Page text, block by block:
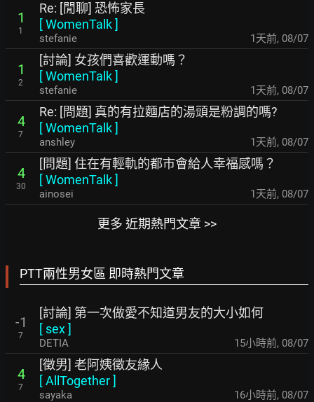
1
1
Re: [閒聊] 恐怖家長
[WomenTalk]
stefanie 1天前, 08/07
1
2
[討論] 女孩們喜歡運動嗎？
[WomenTalk]
stefanie 1天前, 08/07
4
7
Re: [問題] 真的有拉麵店的湯頭是粉調的嗎?
[WomenTalk]
anshley 1天前, 08/07
4
30
[問題] 住在有輕軌的都市會給人幸福感嗎？
[WomenTalk]
ainosei 1天前, 08/07
更多 近期熱門文章 >>
PTT兩性男女區 即時熱門文章
-1
7
[討論] 第一次做愛不知道男友的大小如何
[ sex]
DETIA 15小時前, 08/07
4
7
[徵男] 老阿姨徵友緣人
[AllTogether]
sayaka 16小時前, 08/07